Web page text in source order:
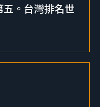
。台灣排名世